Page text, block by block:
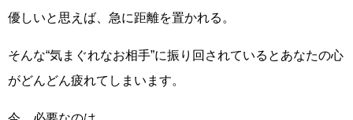
優しいと思えば、急に距離を置かれる。
そんな“気まぐれなお相手”に振り回されているとあなたの心
がどんどん疲れてしまいます。